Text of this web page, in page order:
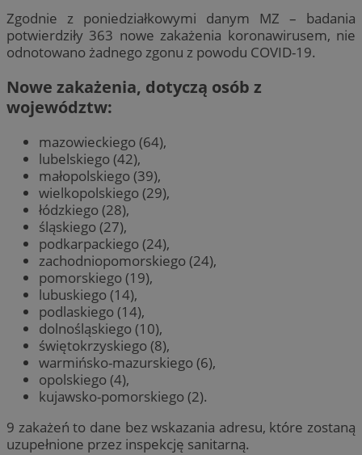
Zgodnie z poniedziałkowymi danym MZ – badania
potwierdziły 363 nowe zakażenia koronawirusem, nie
odnotowano żadnego zgonu z powodu COVID-19.
Nowe zakażenia, dotyczą osób z
województw:
mazowieckiego (64),
lubelskiego (42),
małopolskiego (39),
wielkopolskiego (29),
łódzkiego (28),
śląskiego (27),
podkarpackiego (24),
zachodniopomorskiego (24),
pomorskiego (19),
lubuskiego (14),
podlaskiego (14),
dolnośląskiego (10),
świętokrzyskiego (8),
warmińsko-mazurskiego (6),
opolskiego (4),
kujawsko-pomorskiego (2).
9 zakażeń to dane bez wskazania adresu, które zostaną
uzupełnione przez inspekcję sanitarną.